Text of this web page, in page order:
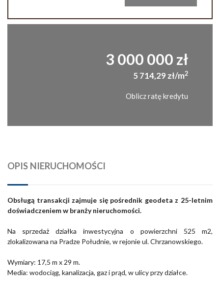
3 000 000 zł
5 714,29 zł/m2
Oblicz ratę kredytu
OPIS NIERUCHOMOŚCI
Obsługą transakcji zajmuje się pośrednik geodeta z 25-letnim
doświadczeniem w branży nieruchomości.
Na sprzedaż działka inwestycyjna o powierzchni 525 m2,
zlokalizowana na Pradze Południe, w rejonie ul. Chrzanowskiego.
Wymiary: 17,5 m x 29 m.
Media: wodociąg, kanalizacja, gaz i prąd, w ulicy przy działce.